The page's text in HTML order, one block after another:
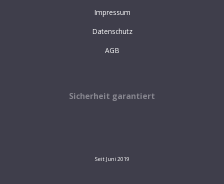
Impressum
Datenschutz
AGB
Sicherheit garantiert
Seit Juni 2019